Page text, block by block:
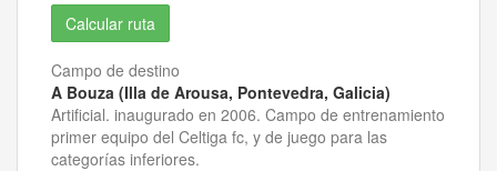
Campo de destino
A Bouza (Illa de Arousa, Pontevedra, Galicia)
Artificial. inaugurado en 2006. Campo de entrenamiento
primer equipo del Celtiga fc, y de juego para las
categorías inferiores.